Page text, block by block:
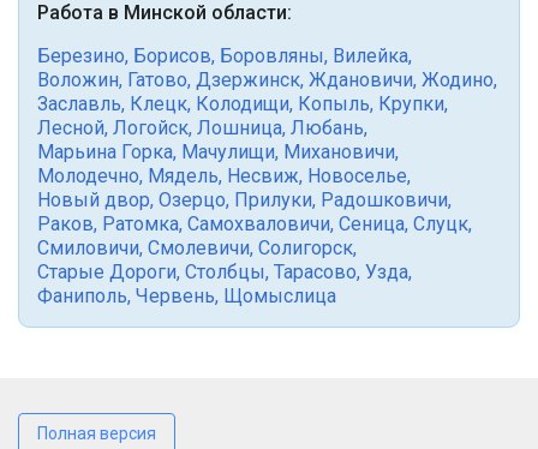
Работа в Минской области:
Березино, Борисов, Боровляны, Вилейка,
Воложин, Гатово, Дзержинск, Ждановичи, Жодино,
Заславль, Клецк, Колодищи, Копыль, Крупки,
Лесной, Логойск, Лошница, Любань,
Марьина Горка, Мачулищи, Михановичи,
Молодечно, Мядель, Несвиж, Новоселье,
Новый двор, Озерцо, Прилуки, Радошковичи,
Раков, Ратомка, Самохваловичи, Сеница, Слуцк,
Смиловичи, Смолевичи, Солигорск,
Старые Дороги, Столбцы, Тарасово, Узда,
Фаниполь, Червень, Щомыслица
Полная версия